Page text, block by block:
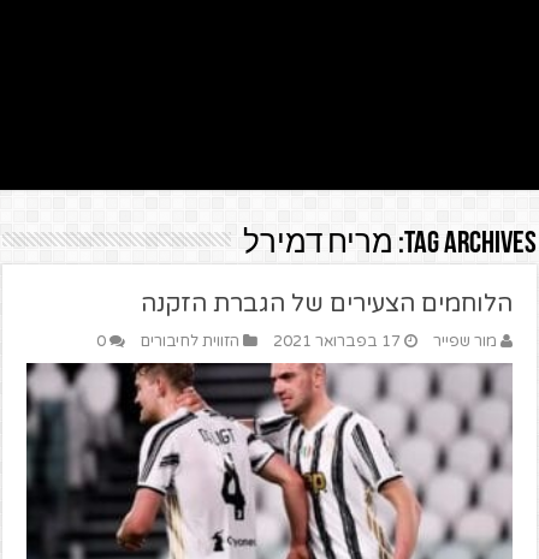
Tag Archives: מריח דמירל
הלוחמים הצעירים של הגברת הזקנה
מור שפייר 17 בפברואר 2021 הזווית לחיבורים 0